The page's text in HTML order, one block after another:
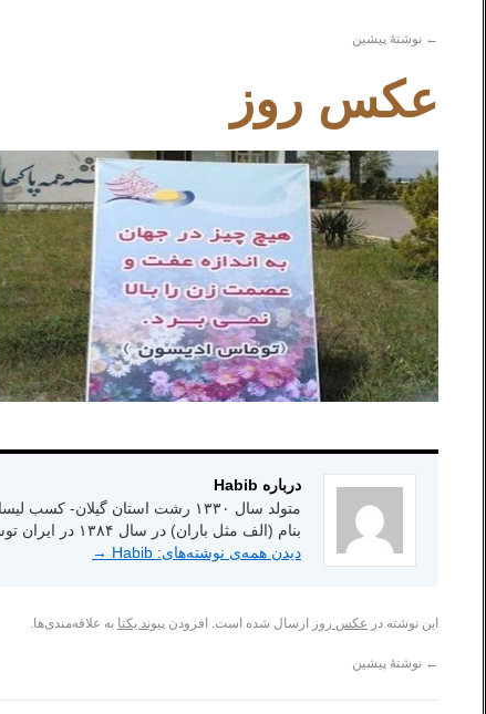
← نوشتهٔ پیشین
عکس روز
درباره Habib
بنام (الف مثل باران) در سال ۱۳۸۴ در ایران توسط انتشارات شاعر امروز.
دیدن همه‌ی نوشته‌های: Habib
→
این نوشته در عکس روز ارسال شده است. افزودن پیوند یکتا به علاقه‌مندی‌ها.
← نوشتهٔ پیشین